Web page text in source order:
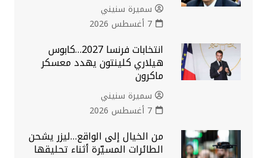
سميرة سنيني
7 أغسطس 2026
انتخابات فرنسا 2027…كابوس
هيلاري كلينتون يهدد معسكر
ماكرون
سميرة سنيني
7 أغسطس 2026
من الخيال إلى الواقع…ليزر يشحن
الطائرات المسيّرة أثناء تحليقها